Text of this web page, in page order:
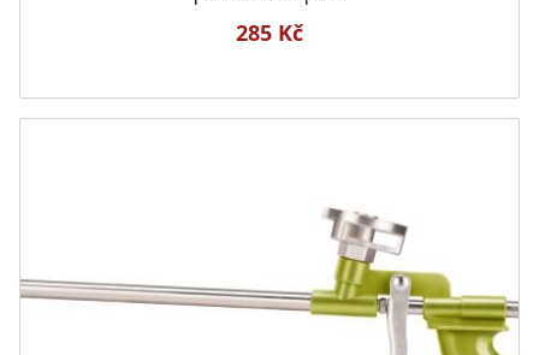
285 Kč